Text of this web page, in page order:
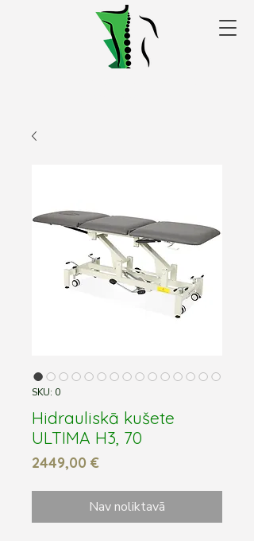
SKU: 0
Hidrauliskā kušete
ULTIMA H3, 70
2449,00 €Cena
Nav noliktavā